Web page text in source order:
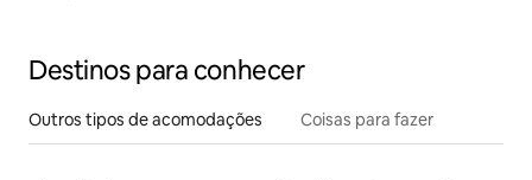
Destinos para conhecer
Outros tipos de acomodações Coisas para fazer